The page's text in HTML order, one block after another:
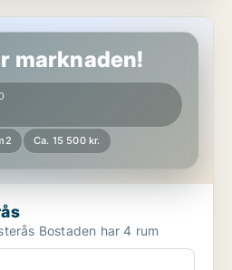
marknaden!
Ca. 15 500 kr.
Lägenhet att hyra i Västerås Bostaden har 4 rum